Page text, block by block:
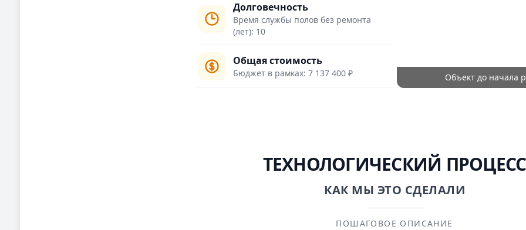
Долговечность
Время службы полов без ремонта
(лет): 10
Общая стоимость
Бюджет в рамках: 7 137 400 ₽ Объект до начала
ТЕХНОЛОГИЧЕСКИЙ ПРОЦЕСС
КАК МЫ ЭТО СДЕЛАЛИ
ПОШАГОВОЕ ОПИСАНИЕ